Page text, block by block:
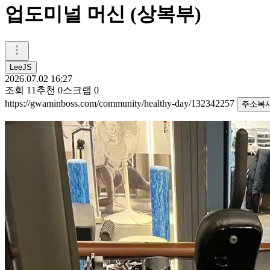
업도미널 머신 (상복부)
LeeJS
2026.07.02 16:27
조회 11 추천 0스크랩 0
https://gwaminboss.com/community/healthy-day/132342257
주소복